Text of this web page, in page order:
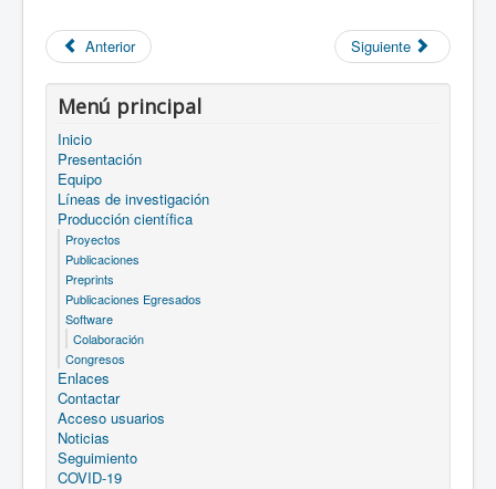
Anterior Siguiente
Menú principal
Inicio
Presentación
Equipo
Líneas de investigación
Producción científica
Proyectos
Publicaciones
Preprints
Publicaciones Egresados
Software
Colaboración
Congresos
Enlaces
Contactar
Acceso usuarios
Noticias
Seguimiento
COVID-19